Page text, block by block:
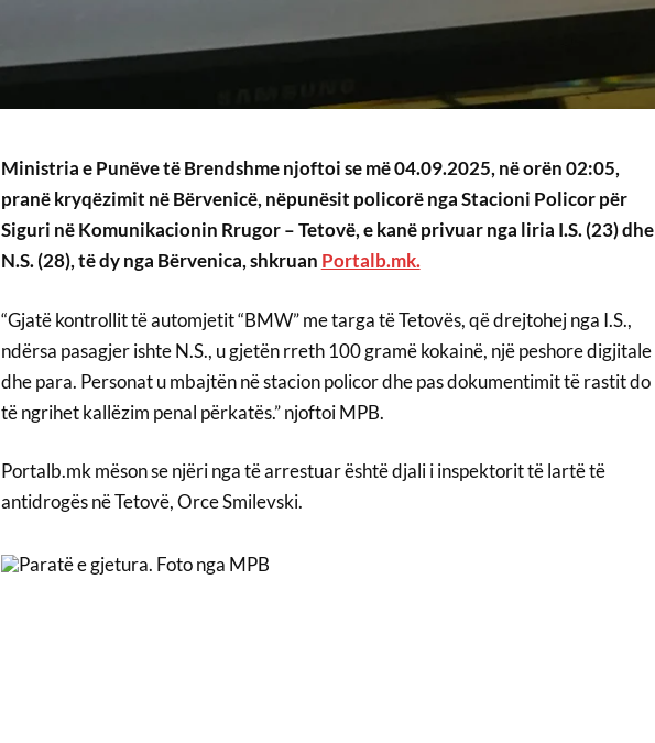
Ministria e Punëve të Brendshme njoftoi se më 04.09.2025, në orën 02:05,
pranë kryqëzimit në Bërvenicë, nëpunësit policorë nga Stacioni Policor për
Siguri në Komunikacionin Rrugor – Tetovë, e kanë privuar nga liria I.S. (23) dhe
N.S. (28), të dy nga Bërvenica, shkruan Portalb.mk.
“Gjatë kontrollit të automjetit “BMW” me targa të Tetovës, që drejtohej nga I.S.,
ndërsa pasagjer ishte N.S., u gjetën rreth 100 gramë kokainë, një peshore digjitale
dhe para. Personat u mbajtën në stacion policor dhe pas dokumentimit të rastit do
të ngrihet kallëzim penal përkatës.” njoftoi MPB.
Portalb.mk mëson se njëri nga të arrestuar është djali i inspektorit të lartë të
antidrogës në Tetovë, Orce Smilevski.